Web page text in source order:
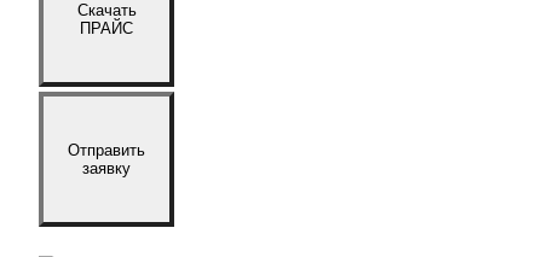
Скачать
ПРАЙС
Отправить
заявку